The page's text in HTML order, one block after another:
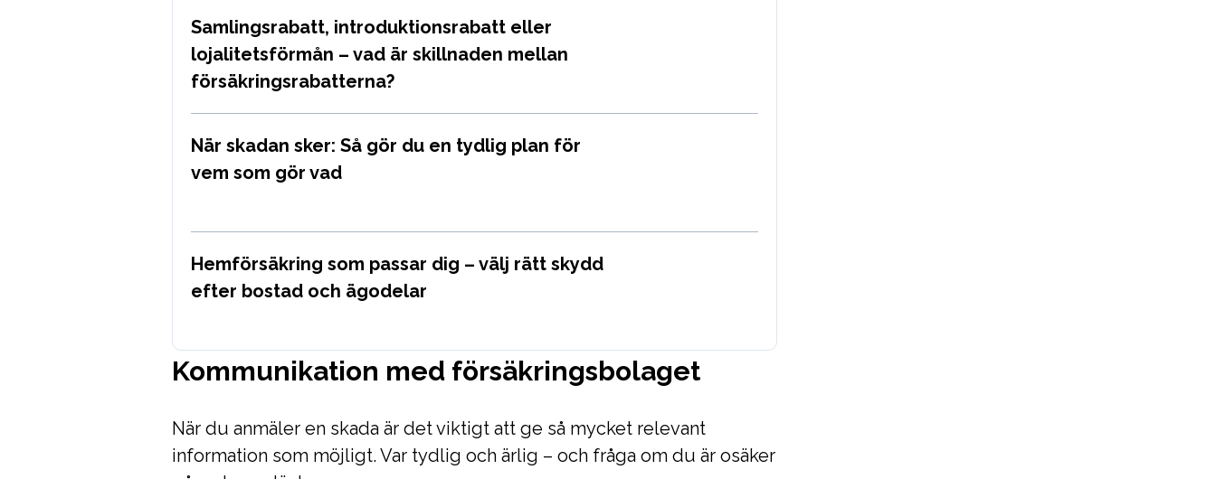
Samlingsrabatt, introduktionsrabatt eller
lojalitetsförmån – vad är skillnaden mellan
försäkringsrabatterna?
När skadan sker: Så gör du en tydlig plan för
vem som gör vad
Hemförsäkring som passar dig – välj rätt skydd
efter bostad och ägodelar
Kommunikation med försäkringsbolaget
När du anmäler en skada är det viktigt att ge så mycket relevant
information som möjligt. Var tydlig och ärlig – och fråga om du är osäker